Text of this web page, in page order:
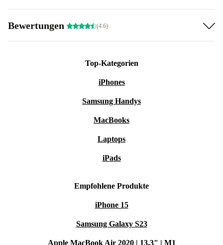
Bewertungen (4.6)
Top-Kategorien
iPhones
Samsung Handys
MacBooks
Laptops
iPads
Empfohlene Produkte
iPhone 15
Samsung Galaxy S23
Apple MacBook Air 2020 | 13.3" | M1